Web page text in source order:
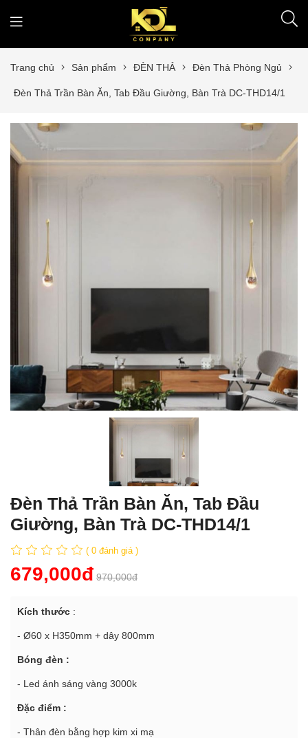
Trang chủ Sản phẩm ĐÈN THẢ Đèn Thả Phòng Ngủ
Đèn Thả Trần Bàn Ăn, Tab Đầu Giường, Bàn Trà DC-THD14/1
Đèn Thả Trần Bàn Ăn, Tab Đầu
Giường, Bàn Trà DC-THD14/1
( 0 đánh giá )
679,000đ 970,000đ
Kích thước :
- Ø60 x H350mm + dây 800mm
Bóng đèn :
- Led ánh sáng vàng 3000k
Đặc điểm :
- Thân đèn bằng hợp kim xi mạ